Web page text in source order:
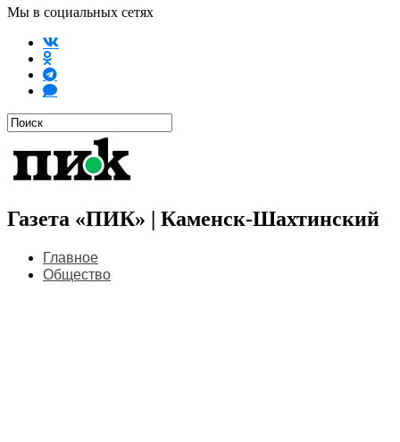
Мы в социальных сетях
Газета «ПИК» | Каменск-Шахтинский
Главное
Общество